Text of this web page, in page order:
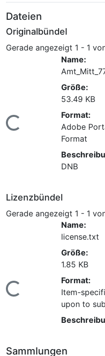
Dateien
Originalbündel
Gerade angezeigt 1 - 1
Lade...
Name:
Größe:
53.49 KB
Format:
Adobe
Format
DNB
Lizenzbündel
Gerade angezeigt 1 - 1
Lade...
Name:
license.txt
Größe:
1.85 KB
Format:
Item-
upon to
Sammlungen